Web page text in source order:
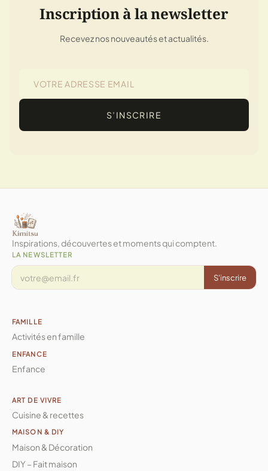
Inscription à la newsletter
Recevez nos nouveautés et actualités.
S’INSCRIRE
Inspirations, découvertes et moments qui comptent.
LA NEWSLETTER
S'inscrire
FAMILLE
Activités en famille
ENFANCE
Enfance
ART DE VIVRE
Cuisine & recettes
MAISON & DIY
Maison & Décoration
DIY – Fait maison